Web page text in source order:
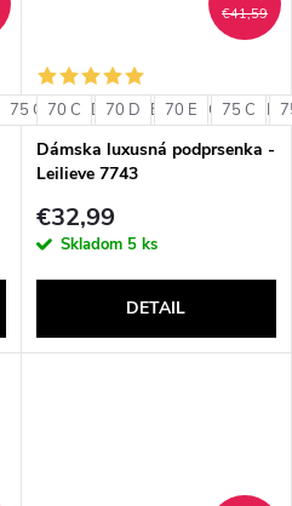
75 C 75 D 80 B 80 C 80 D
€41,59
70 C 70 D 70 E 75 C
Dámska luxusná podprsenka -
Leilieve 7743
€32,99
Skladom 5 ks
DETAIL